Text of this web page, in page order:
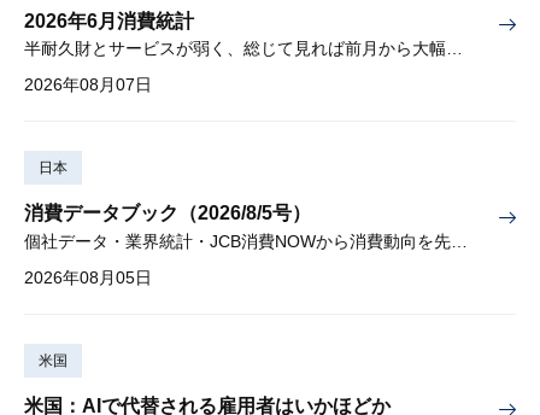
2026年6月消費統計
半耐久財とサービスが弱く、総じて見れば前月から大幅に減少
2026年08月07日
日本
消費データブック（2026/8/5号）
2026年08月05日
米国
米国：AIで代替される雇用者はいかほどか